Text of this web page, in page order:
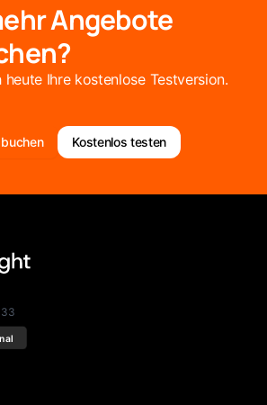
Angebote
Ihre kostenlose Testversion.
Kostenlos testen